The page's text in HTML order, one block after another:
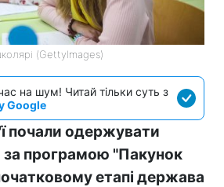
(GettyImages)
на шум! Читай тільки суть з
Google
почали одержувати
за програмою "Пакунок
етапі держава